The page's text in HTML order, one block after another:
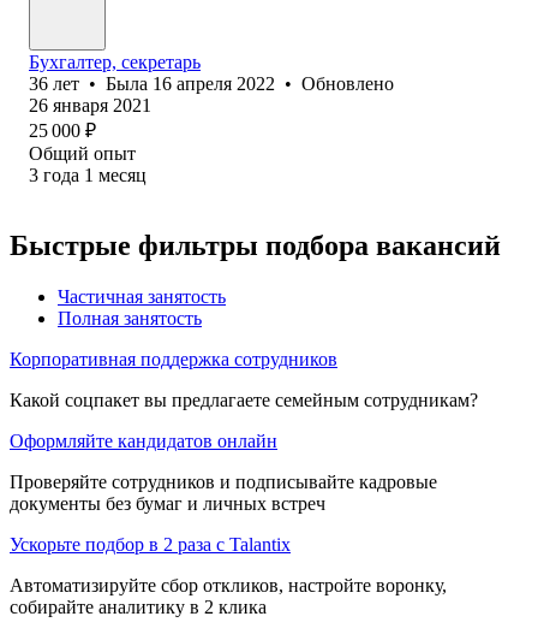
Бухгалтер, секретарь
36 лет • Была 16 апреля 2022 • Обновлено
26 января 2021
25 000 ₽
Общий опыт
3 года 1 месяц
Быстрые фильтры подбора вакансий
Частичная занятость
Полная занятость
Корпоративная поддержка сотрудников
Какой соцпакет вы предлагаете семейным сотрудникам?
Оформляйте кандидатов онлайн
Проверяйте сотрудников и подписывайте кадровые
документы без бумаг и личных встреч
Ускорьте подбор в 2 раза с Talantix
Автоматизируйте сбор откликов, настройте воронку,
собирайте аналитику в 2 клика